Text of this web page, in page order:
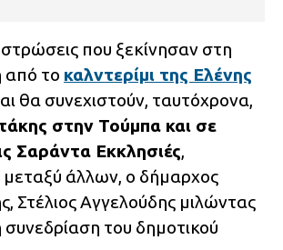
που ξεκίνησαν στη
από το καλντερίμι της Ελένης
θα συνεχιστούν, ταυτόχρονα,
στην Τούμπα και σε
Σαράντα Εκκλησιές,
άλλων, ο δήμαρχος
Στέλιος Αγγελούδης μιλώντας
του δημοτικού